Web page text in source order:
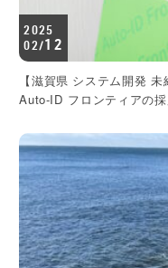
2025
02/12
【滋賀県 システム開発
Auto-ID フロンティアの